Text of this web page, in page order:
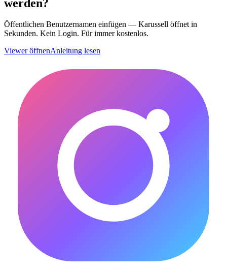
werden?
Öffentlichen Benutzernamen einfügen — Karussell öffnet in
Sekunden. Kein Login. Für immer kostenlos.
Viewer öffnenAnleitung lesen